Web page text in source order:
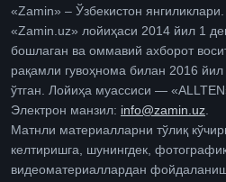
«Zamin» – Ўзбекистон янгиликлари.
«Zamin.uz» лойиҳаси 2014 йил 1
бошлаган ва оммавий ахборот
рақамли гувоҳнома билан 2016
ўтган. Лойиҳа муассиси —
Электрон манзил: info@zamin.uz.
Матнли материалларни тўлиқ
келтиришга, шунингдек,
видеоматериаллардан